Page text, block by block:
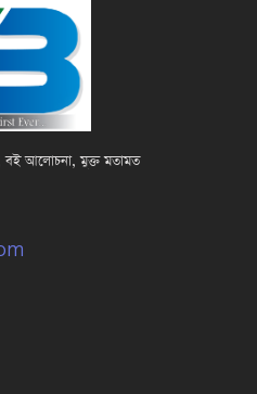
বই আলোচনা, মুক্ত মতামত